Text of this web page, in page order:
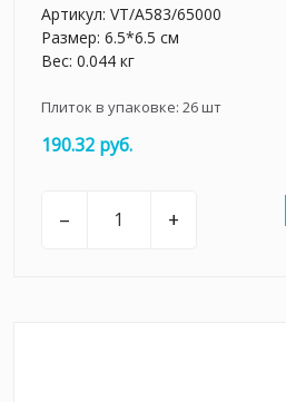
Артикул: VT/A583/65000
Размер: 6.5*6.5 см
Вес: 0.044 кг
Плиток в упаковке: 26шт
190.32 руб.
– +